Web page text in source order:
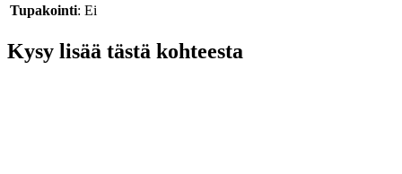
Tupakointi: Ei
Kysy lisää tästä kohteesta